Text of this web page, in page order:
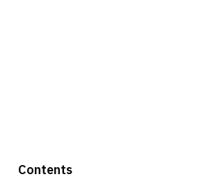
Contents